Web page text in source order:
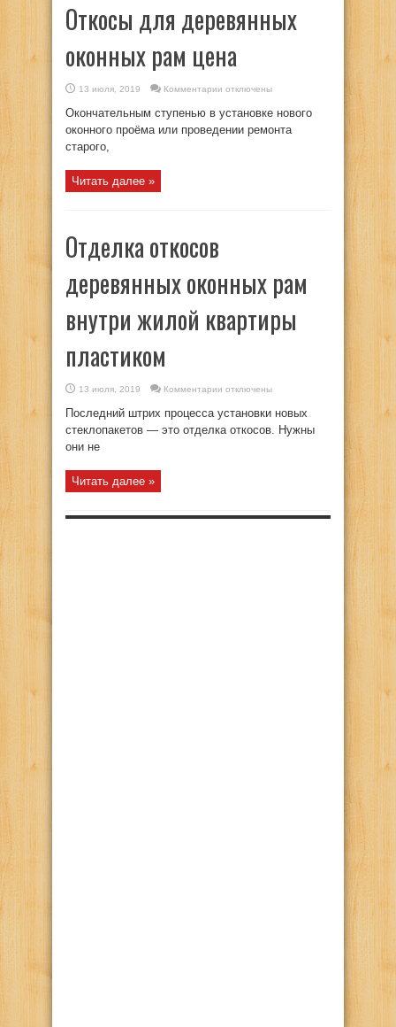
Откосы для деревянных
оконных рам цена
13 июля, 2019 Комментарии
для
деревянных
оконных
отключены
Окончательным ступенью в установке нового
оконного проёма или проведении ремонта
старого,
Читать далее »
Отделка откосов
деревянных оконных рам
внутри жилой квартиры
пластиком
13 июля, 2019 Комментарии
откосов
деревянных
оконных
отключены
Последний штрих процесса установки новых
стеклопакетов — это отделка откосов. Нужны
они не
Читать далее »